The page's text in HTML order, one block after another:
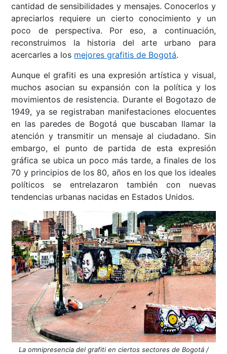
cantidad de sensibilidades y mensajes. Conocerlos y
apreciarlos requiere un cierto conocimiento y un
poco de perspectiva. Por eso, a continuación,
reconstruimos la historia del arte urbano para
acercarles a los mejores grafitis de Bogotá.
Aunque el grafiti es una expresión artística y visual,
muchos asocian su expansión con la política y los
movimientos de resistencia. Durante el Bogotazo de
1949, ya se registraban manifestaciones elocuentes
en las paredes de Bogotá que buscaban llamar la
atención y transmitir un mensaje al ciudadano. Sin
embargo, el punto de partida de esta expresión
gráfica se ubica un poco más tarde, a finales de los
70 y principios de los 80, años en los que los ideales
políticos se entrelazaron también con nuevas
tendencias urbanas nacidas en Estados Unidos.
La omnipresencia del grafiti en ciertos sectores de Bogotá /